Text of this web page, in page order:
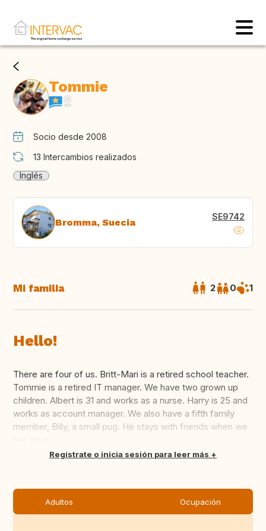
Tommie
Socio desde 2008
13 Intercambios realizados
Inglés
Bromma, Suecia SE9742
Mi familia 2 0 1
Hello!
There are four of us. Britt-Mari is a retired school teacher.
Tommie is a retired IT manager. We have two grown up
children. Albert is 31 and works as a nurse. Harry is 25 and
works as account manager. We also have a fifth family
member, Billy, a small pug. He stays with friends when we
TraducirRegístrate o inicia sesión para leer más
Adultos Ocupación